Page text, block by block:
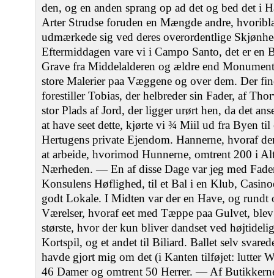
den, og en anden sprang op ad det og bed det i
Arter Strudse foruden en Mængde andre,
udmærkede sig ved deres overordentlige
Eftermiddagen vare vi i Campo Santo, det er
Grave fra Middelalderen og ældre end
store Malerier paa Væggene og over dem. Der
forestiller Tobias, der helbreder sin Fader, af
stor Plads af Jord, der ligger urørt hen, da det
at have seet dette, kjørte vi ¾ Miil ud fra Byen til
Hertugens private Ejendom. Hannerne, hvoraf
at arbeide, hvorimod Hunnerne, omtrent 200 i
Nærheden. — En af disse Dage var jeg med
Konsulens Høflighed, til et Bal i en Klub,
godt Lokale. I Midten var der en Have, og rundt
Værelser, hvoraf eet med Tæppe paa Gulvet,
største, hvor der kun bliver dandset ved
Kortspil, og et andet til Biliard. Ballet selv
havde gjort mig om det (i Kanten tilføjet: lutter
46 Damer og omtrent 50 Herrer. — Af